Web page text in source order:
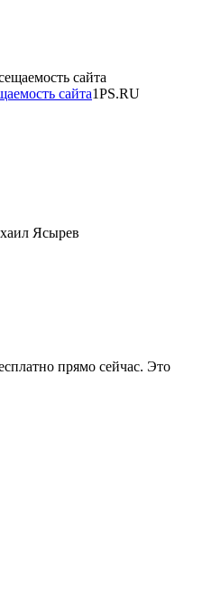
сайта1PS.RU
Ясырев
прямо сейчас. Это